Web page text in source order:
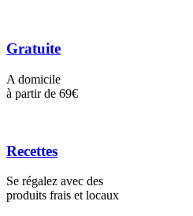
Gratuite
A domicile
à partir de 69€
Recettes
Se régalez avec des
produits frais et locaux